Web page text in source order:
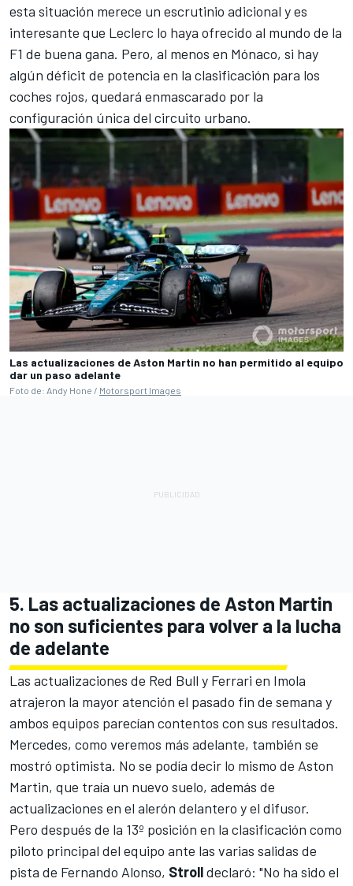
esta situación merece un escrutinio adicional y es
interesante que Leclerc lo haya ofrecido al mundo de la
F1 de buena gana. Pero, al menos en Mónaco, si hay
algún déficit de potencia en la clasificación para los
coches rojos, quedará enmascarado por la
configuración única del circuito urbano.
Las actualizaciones de Aston Martin no han permitido al equipo
dar un paso adelante
Foto de: Andy Hone / Motorsport Images
5. Las actualizaciones de Aston Martin
no son suficientes para volver a la lucha
de adelante
Las actualizaciones de Red Bull y Ferrari en Imola
atrajeron la mayor atención el pasado fin de semana y
ambos equipos parecían contentos con sus resultados.
Mercedes, como veremos más adelante, también se
mostró optimista. No se podía decir lo mismo de Aston
Martin, que traía un nuevo suelo, además de
actualizaciones en el alerón delantero y el difusor.
Pero después de la 13º posición en la clasificación como
piloto principal del equipo ante las varias salidas de
pista de Fernando Alonso, Strolldeclaró: "No ha sido el